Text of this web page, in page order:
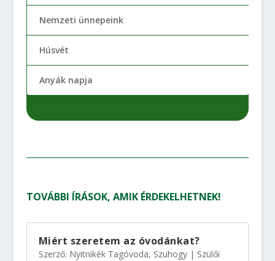
Nemzeti ünnepeink
Húsvét
Anyák napja
TOVÁBBI ÍRÁSOK, AMIK ÉRDEKELHETNEK!
Miért szeretem az óvodánkat?
Szerző: Nyitnikék Tagóvoda, Szuhogy| Szülői